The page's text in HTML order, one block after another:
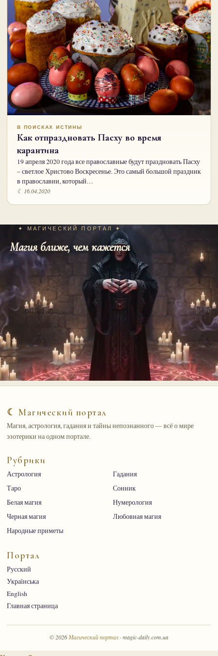
В ПОИСКАХ ИСТИНЫ
Как отпраздновать Пасху во время
карантина
19 апреля 2020 года все православные будут праздновать Пасху
– светлое Христово Воскресенье. Это самый большой праздник
в православии, который…
☾ 16.04.2020
✦ МАГИЧЕСКИЙ ПОРТАЛ ✦
Магия ближе, чем кажется
☾ Магический портал
Магия, астрология, гадания и тайны непознанного — всё о мире
эзотерики на одном портале.
Рубрики
Астрология
Гадания
Таро
Сонник
Белая магия
Нумерология
Черная магия
Любовная магия
Народные приметы
Портал
Русский
Українська
English
Главная страница
© 2026 Магический портал · magic-daily.com.ua